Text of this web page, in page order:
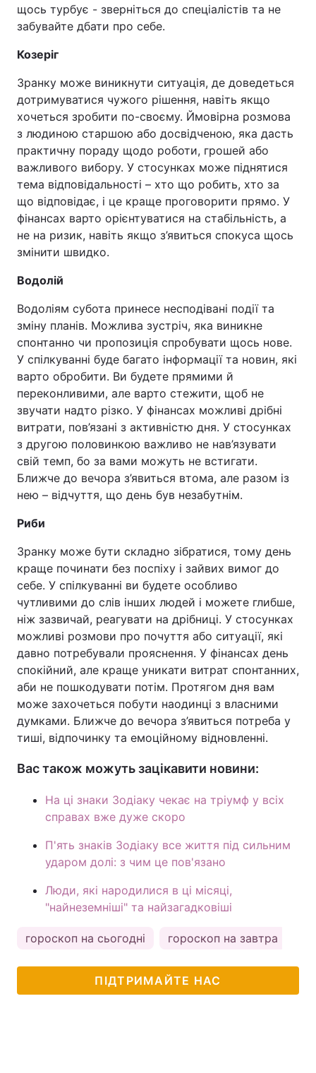
щось турбує - зверніться до спеціалістів та не
забувайте дбати про себе.
Козеріг
Зранку може виникнути ситуація, де доведеться
дотримуватися чужого рішення, навіть якщо
хочеться зробити по-своєму. Ймовірна розмова
з людиною старшою або досвідченою, яка дасть
практичну пораду щодо роботи, грошей або
важливого вибору. У стосунках може піднятися
тема відповідальності – хто що робить, хто за
що відповідає, і це краще проговорити прямо. У
фінансах варто орієнтуватися на стабільність, а
не на ризик, навіть якщо з’явиться спокуса щось
змінити швидко.
Водолій
Водоліям субота принесе несподівані події та
зміну планів. Можлива зустріч, яка виникне
спонтанно чи пропозиція спробувати щось нове.
У спілкуванні буде багато інформації та новин, які
варто обробити. Ви будете прямими й
переконливими, але варто стежити, щоб не
звучати надто різко. У фінансах можливі дрібні
витрати, пов’язані з активністю дня. У стосунках
з другою половинкою важливо не нав’язувати
свій темп, бо за вами можуть не встигати.
Ближче до вечора з’явиться втома, але разом із
нею – відчуття, що день був незабутнім.
Риби
Зранку може бути складно зібратися, тому день
краще починати без поспіху і зайвих вимог до
себе. У спілкуванні ви будете особливо
чутливими до слів інших людей і можете глибше,
ніж зазвичай, реагувати на дрібниці. У стосунках
можливі розмови про почуття або ситуації, які
давно потребували прояснення. У фінансах день
спокійний, але краще уникати витрат спонтанних,
аби не пошкодувати потім. Протягом дня вам
може захочеться побути наодинці з власними
думками. Ближче до вечора з’явиться потреба у
тиші, відпочинку та емоційному відновленні.
Вас також можуть зацікавити новини:
На ці знаки Зодіаку чекає на тріумф у всіх
справах вже дуже скоро
П'ять знаків Зодіаку все життя під сильним
ударом долі: з чим це пов'язано
Люди, які народилися в ці місяці,
"найнеземніші" та найзагадковіші
гороскоп на сьогодні гороскоп на завтра
ПІДТРИМАЙТЕ НАС